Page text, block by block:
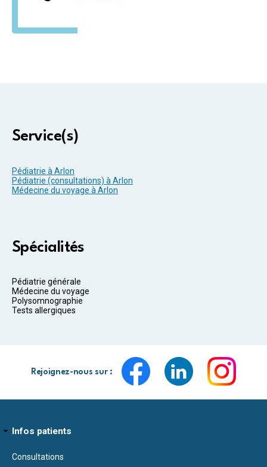
Service(s)
Pédiatrie à Arlon
Pédiatrie (consultations) à Arlon
Médecine du voyage à Arlon
Spécialités
Pédiatrie générale
Médecine du voyage
Polysomnographie
Tests allergiques
Rejoignez-nous sur :
Infos patients
Consultations